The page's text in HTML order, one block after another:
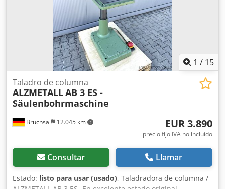
1 / 15
Bruchsal 12.045 km
Taladro de columna
ALZMETALLAB 3 ES -
Säulenbohrmaschine
EUR 3.890
precio fijo IVA no incluído
Consultar Llamar
Estado: listo para usar (usado), Taladradora de columna /